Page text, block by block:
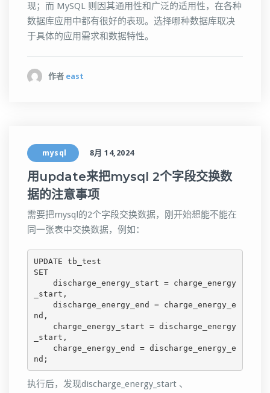
现；而 MySQL 则因其通用性和广泛的适用性，在各种
数据库应用中都有很好的表现。选择哪种数据库取决
于具体的应用需求和数据特性。
作者 east
mysql 8月 14,2024
用update来把mysql 2个字段交换数
据的注意事项
需要把mysql的2个字段交换数据，刚开始想能不能在
同一张表中交换数据，例如：
UPDATE tb_test
SET
_start,
nd,
_start,
nd;
执行后，发现discharge_energy_start 、